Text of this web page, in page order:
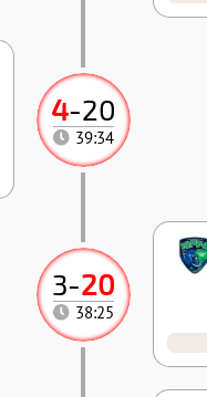
3-20
38:25
4-20
39:34